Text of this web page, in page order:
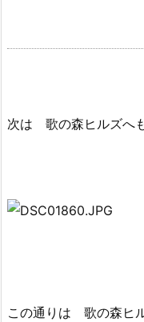
次は 歌の森ヒルズへ
こ の通りは 歌の森ヒ